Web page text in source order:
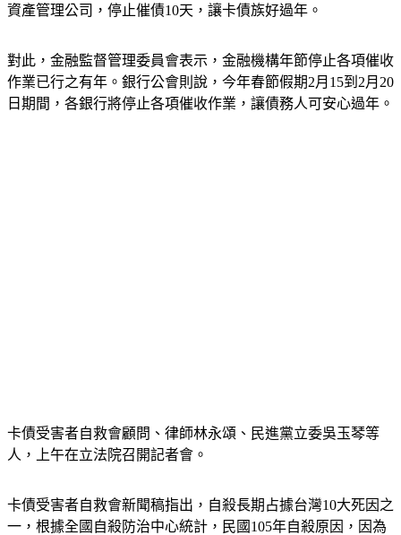
資產管理公司，停止催債10天，讓卡債族好過年。
對此，金融監督管理委員會表示，金融機構年節停止各項催收
作業已行之有年。銀行公會則說，今年春節假期2月15到2月20
日期間，各銀行將停止各項催收作業，讓債務人可安心過年。
卡債受害者自救會顧問、律師林永頌、民進黨立委吳玉琴等
人，上午在立法院召開記者會。
卡債受害者自救會新聞稿指出，自殺長期占據台灣10大死因之
一，根據全國自殺防治中心統計，民國105年自殺原因，因為